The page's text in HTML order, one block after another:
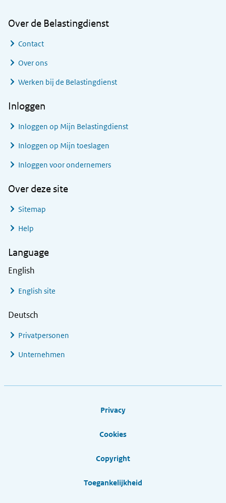
Over de Belastingdienst
Contact
Over ons
Werken bij de Belastingdienst
Inloggen
Inloggen op Mijn Belastingdienst
Inloggen op Mijn toeslagen
Inloggen voor ondernemers
Over deze site
Sitemap
Help
Language
English
English site
Deutsch
Privatpersonen
Unternehmen
Privacy
Cookies
Copyright
Toegankelijkheid